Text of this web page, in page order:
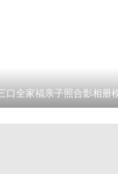
口全家福亲子照合影相册